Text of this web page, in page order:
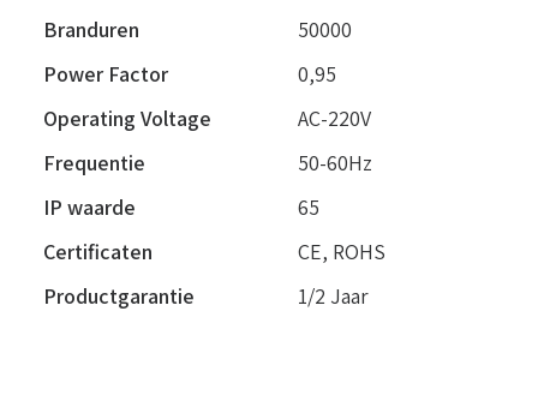
Branduren
50000
Power Factor
0,95
Operating Voltage
AC-220V
Frequentie
50-60Hz
IP waarde
65
Certificaten
CE, ROHS
Productgarantie
1/2 Jaar